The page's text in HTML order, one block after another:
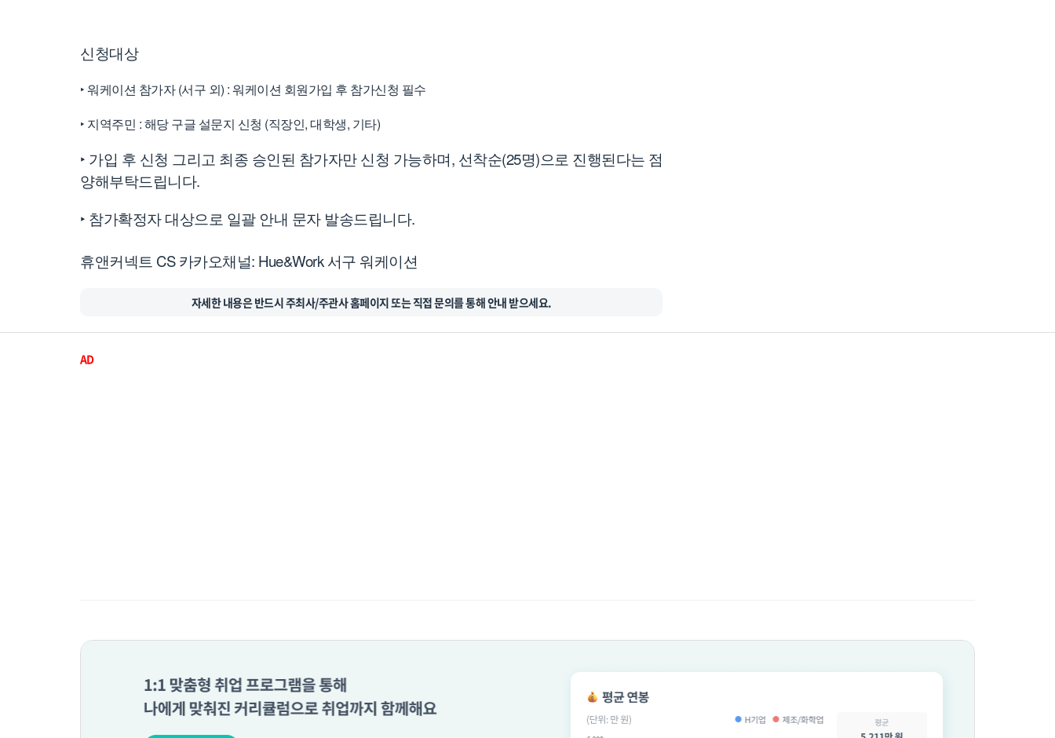
신청대상
‣ 워케이션 참가자 (서구 외) : 워케이션 회원가입 후 참가신청 필수
‣ 지역주민 : 해당 구글 설문지 신청 (직장인, 대학생, 기타)
‣ 가입 후 신청 그리고 최종 승인된 참가자만 신청 가능하며, 선착순(25명)으로 진행된다는 점
양해부탁드립니다.
‣ 참가확정자 대상으로 일괄 안내 문자 발송드립니다.
휴앤커넥트 CS 카카오채널: Hue&Work 서구 워케이션
자세한 내용은 반드시 주최사/주관사 홈페이지 또는 직접 문의를 통해 안내 받으세요.
AD